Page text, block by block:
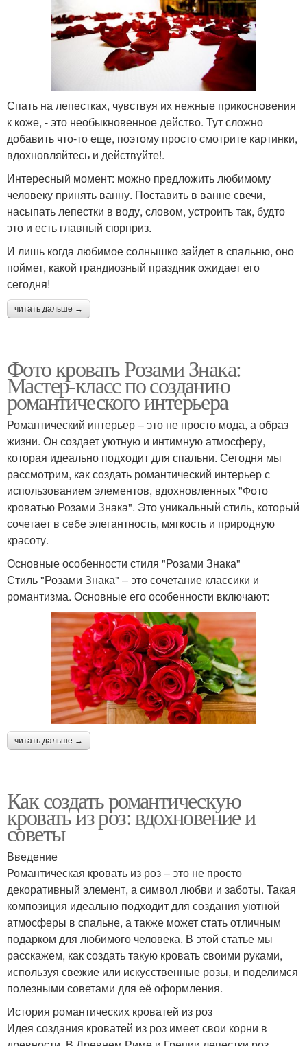
Спать на лепестках, чувствуя их нежные прикосновения
к коже, - это необыкновенное действо. Тут сложно
добавить что-то еще, поэтому просто смотрите картинки,
вдохновляйтесь и действуйте!.
Интересный момент: можно предложить любимому
человеку принять ванну. Поставить в ванне свечи,
насыпать лепестки в воду, словом, устроить так, будто
это и есть главный сюрприз.
И лишь когда любимое солнышко зайдет в спальню, оно
поймет, какой грандиозный праздник ожидает его
сегодня!
читать дальше →
Фото кровать Розами Знака:
Мастер-класс по созданию
романтического интерьера
Романтический интерьер – это не просто мода, а образ
жизни. Он создает уютную и интимную атмосферу,
которая идеально подходит для спальни. Сегодня мы
рассмотрим, как создать романтический интерьер с
использованием элементов, вдохновленных "Фото
кроватью Розами Знака". Это уникальный стиль, который
сочетает в себе элегантность, мягкость и природную
красоту.
Основные особенности стиля "Розами Знака"
Стиль "Розами Знака" – это сочетание классики и
романтизма. Основные его особенности включают:
читать дальше →
Как создать романтическую
кровать из роз: вдохновение и
советы
Введение
Романтическая кровать из роз – это не просто
декоративный элемент, а символ любви и заботы. Такая
композиция идеально подходит для создания уютной
атмосферы в спальне, а также может стать отличным
подарком для любимого человека. В этой статье мы
расскажем, как создать такую кровать своими руками,
используя свежие или искусственные розы, и поделимся
полезными советами для её оформления.
История романтических кроватей из роз
Идея создания кроватей из роз имеет свои корни в